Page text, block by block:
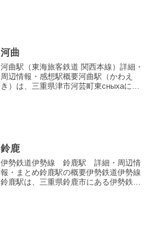
河曲
河曲駅（東海旅客鉄道 関西本線）詳細・
周辺情報・感想駅概要河曲駅（かわえ
き）は、三重県津市河芸町東сныхaに位
鈴鹿
伊勢鉄道伊勢線 鈴鹿駅 詳細・周辺情
報・まとめ鈴鹿駅の概要伊勢鉄道伊勢線
鈴鹿駅は、三重県鈴鹿市にある伊勢鉄道